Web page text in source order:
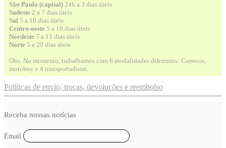
São Paulo (capital) 24h a 3 dias úteis
Sudeste 2 a 7 dias úteis
Sul 5 a 10 dias úteis
Centro-oeste 5 a 10 dias úteis
Nordeste 7 a 15 dias úteis
Norte 5 a 20 dias úteis
Obs: No momento, trabalhamos com 6 modalidades diferentes: Correios,
motoboy e 4 transportadoras.
Políticas de envio, trocas, devoluções e reembolso
Receba nossas notícias
Email